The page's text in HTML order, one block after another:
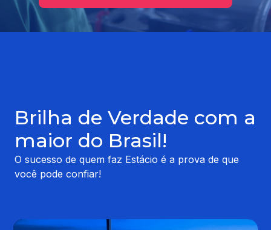
Brilha de Verdade com a
maior do Brasil!
O sucesso de quem faz Estácio é a prova de que
você pode confiar!